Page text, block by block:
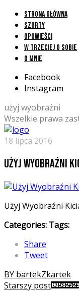
Strona główna
Szorty
Opowieści
W trzeciej o sobie
O mnie
Facebook
Instagram
użyj wyobraźni
Wszelkie prawa
18 lipca 2016
Użyj Wyobraźni
Użyj Wyobraźni
Categories: Tags:
Share
Tweet
BY bartekZkartek
Starszy post